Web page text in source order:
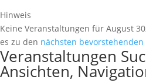
Hinweis
Keine Veranstaltungen für August
es zu den nächsten
Veranstaltungen
Ansichten,